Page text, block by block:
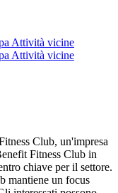
Attività vicine
Attività vicine
Club, un'impresa
Fitness Club in
chiave per il settore.
mantiene un focus